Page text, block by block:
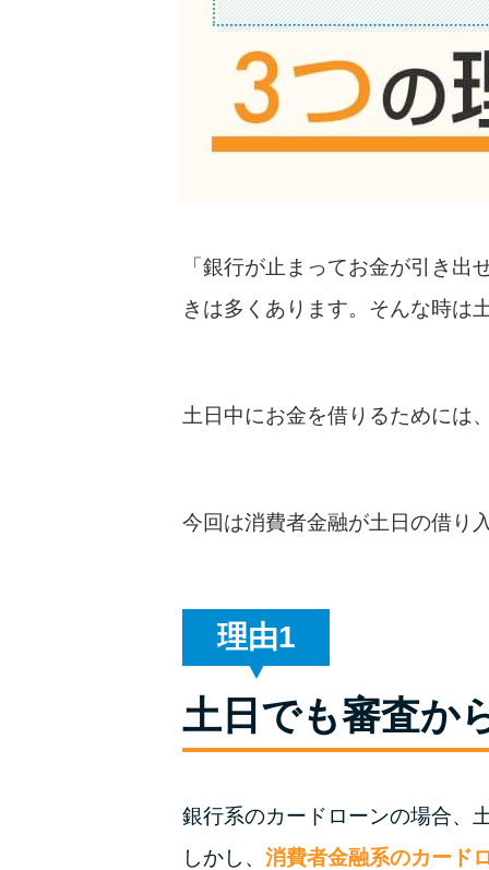
「銀行が止まってお金が引き
きは多くあります。そんな時は
土日中にお金を借りるためには
今回は消費者金融が土日の借り
理由
土日でも審査か
銀行系のカードローンの場合、
しかし、 消費者金融系のカード